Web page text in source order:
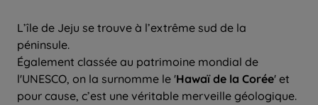
L’île de Jeju se trouve à l’extrême sud de la
péninsule.
Également classée au patrimoine mondial de
l'UNESCO, on la surnomme le 'Hawaï de la Corée' et
pour cause, c’est une véritable merveille géologique.